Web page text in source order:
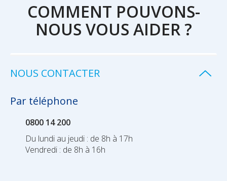
COMMENT POUVONS-
NOUS VOUS AIDER ?
NOUS CONTACTER
Par téléphone
0800 14 200
Du lundi au jeudi : de 8h à 17h
Vendredi : de 8h à 16h